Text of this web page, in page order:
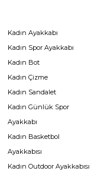
Kadın Ayakkabı
Kadın Spor Ayakkabı
Kadın Bot
Kadın Çizme
Kadın Sandalet
Kadın Günlük Spor
Ayakkabı
Kadın Basketbol
Ayakkabısı
Kadın Outdoor Ayakkabısı